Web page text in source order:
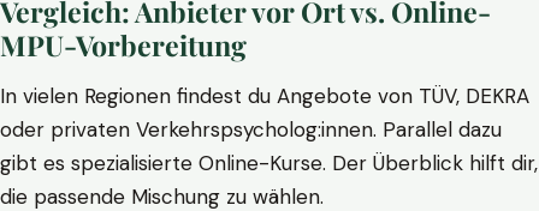
Vergleich: Anbieter vor Ort vs. Online-
MPU-Vorbereitung
In vielen Regionen findest du Angebote von TÜV, DEKRA
oder privaten Verkehrspsycholog:innen. Parallel dazu
gibt es spezialisierte Online-Kurse. Der Überblick hilft dir,
die passende Mischung zu wählen.